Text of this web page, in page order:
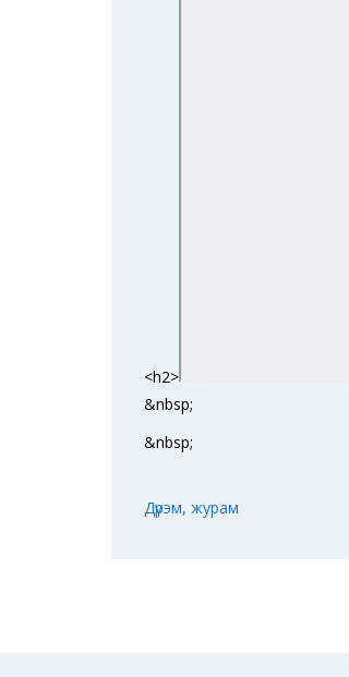
<h2>
&nbsp;
&nbsp;
Дүрэм, журам